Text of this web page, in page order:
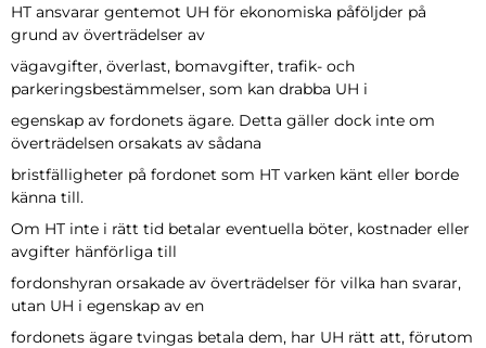
HT ansvarar gentemot UH för ekonomiska påföljder på
grund av överträdelser av
vägavgifter, överlast, bomavgifter, trafik- och
parkeringsbestämmelser, som kan drabba UH i
egenskap av fordonets ägare. Detta gäller dock inte om
överträdelsen orsakats av sådana
bristfälligheter på fordonet som HT varken känt eller borde
känna till.
Om HT inte i rätt tid betalar eventuella böter, kostnader eller
avgifter hänförliga till
fordonshyran orsakade av överträdelser för vilka han svarar,
utan UH i egenskap av en
fordonets ägare tvingas betala dem, har UH rätt att, förutom